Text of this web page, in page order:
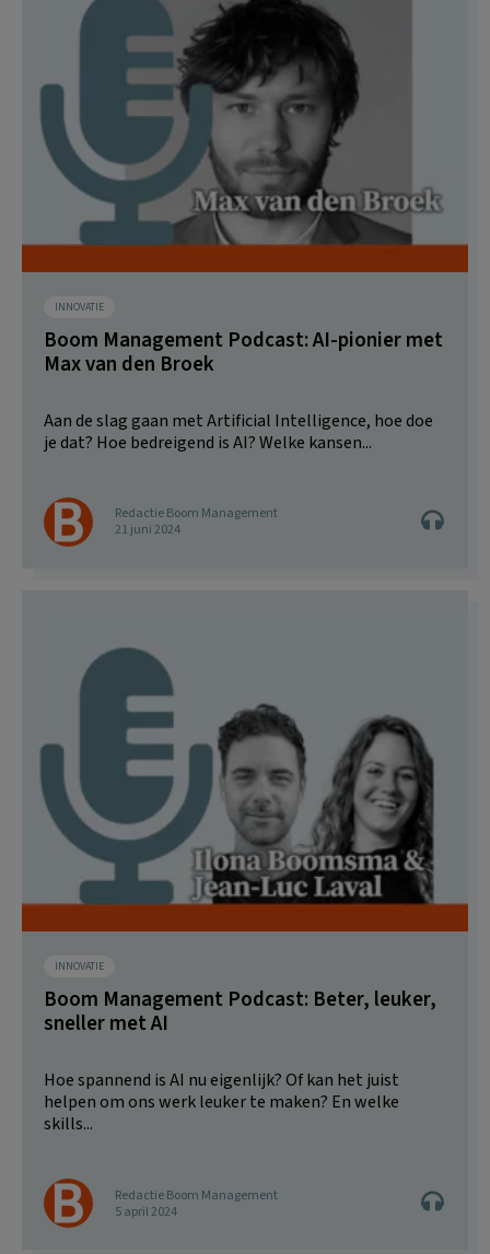
INNOVATIE
Boom Management Podcast: AI-pionier met
Max van den Broek
Aan de slag gaan met Artificial Intelligence, hoe doe
je dat? Hoe bedreigend is AI? Welke kansen...
Redactie Boom Management
21 juni 2024
INNOVATIE
Boom Management Podcast: Beter, leuker,
sneller met AI
Hoe spannend is AI nu eigenlijk? Of kan het juist
helpen om ons werk leuker te maken? En welke
skills...
Redactie Boom Management
5 april 2024